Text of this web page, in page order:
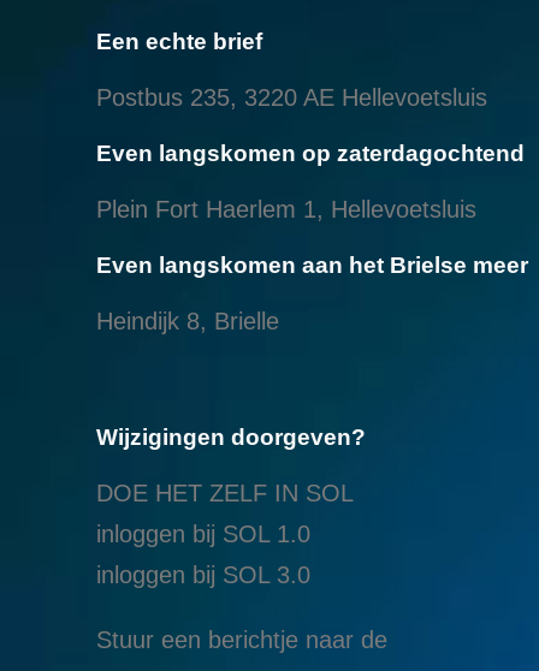
Een echte brief
Postbus 235, 3220 AE Hellevoetsluis
Even langskomen op zaterdagochtend
Plein Fort Haerlem 1, Hellevoetsluis
Even langskomen aan het Brielse meer
Heindijk 8, Brielle
Wijzigingen doorgeven?
DOE HET ZELF IN SOL
inloggen bij SOL 1.0
inloggen bij SOL 3.0
Stuur een berichtje naar de